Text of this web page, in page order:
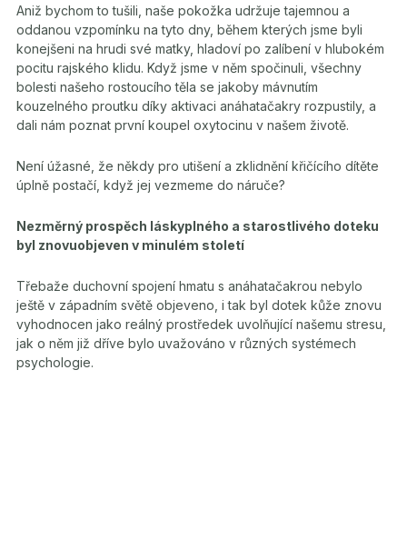
Aniž bychom to tušili, naše pokožka udržuje tajemnou a
oddanou vzpomínku na tyto dny, během kterých jsme byli
konejšeni na hrudi své matky, hladoví po zalíbení v hlubokém
pocitu rajského klidu. Když jsme v něm spočinuli, všechny
bolesti našeho rostoucího těla se jakoby mávnutím
kouzelného proutku díky aktivaci anáhatačakry rozpustily, a
dali nám poznat první koupel oxytocinu v našem životě.
Není úžasné, že někdy pro utišení a zklidnění křičícího dítěte
úplně postačí, když jej vezmeme do náruče?
Nezměrný prospěch láskyplného a starostlivého doteku
byl znovuobjeven v minulém století
Třebaže duchovní spojení hmatu s anáhatačakrou nebylo
ještě v západním světě objeveno, i tak byl dotek kůže znovu
vyhodnocen jako reálný prostředek uvolňující našemu stresu,
jak o něm již dříve bylo uvažováno v různých systémech
psychologie.